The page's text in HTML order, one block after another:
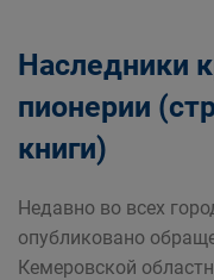
Наследники
пионерии
книги)
Недавно во всех
опубликовано
Кемеровской